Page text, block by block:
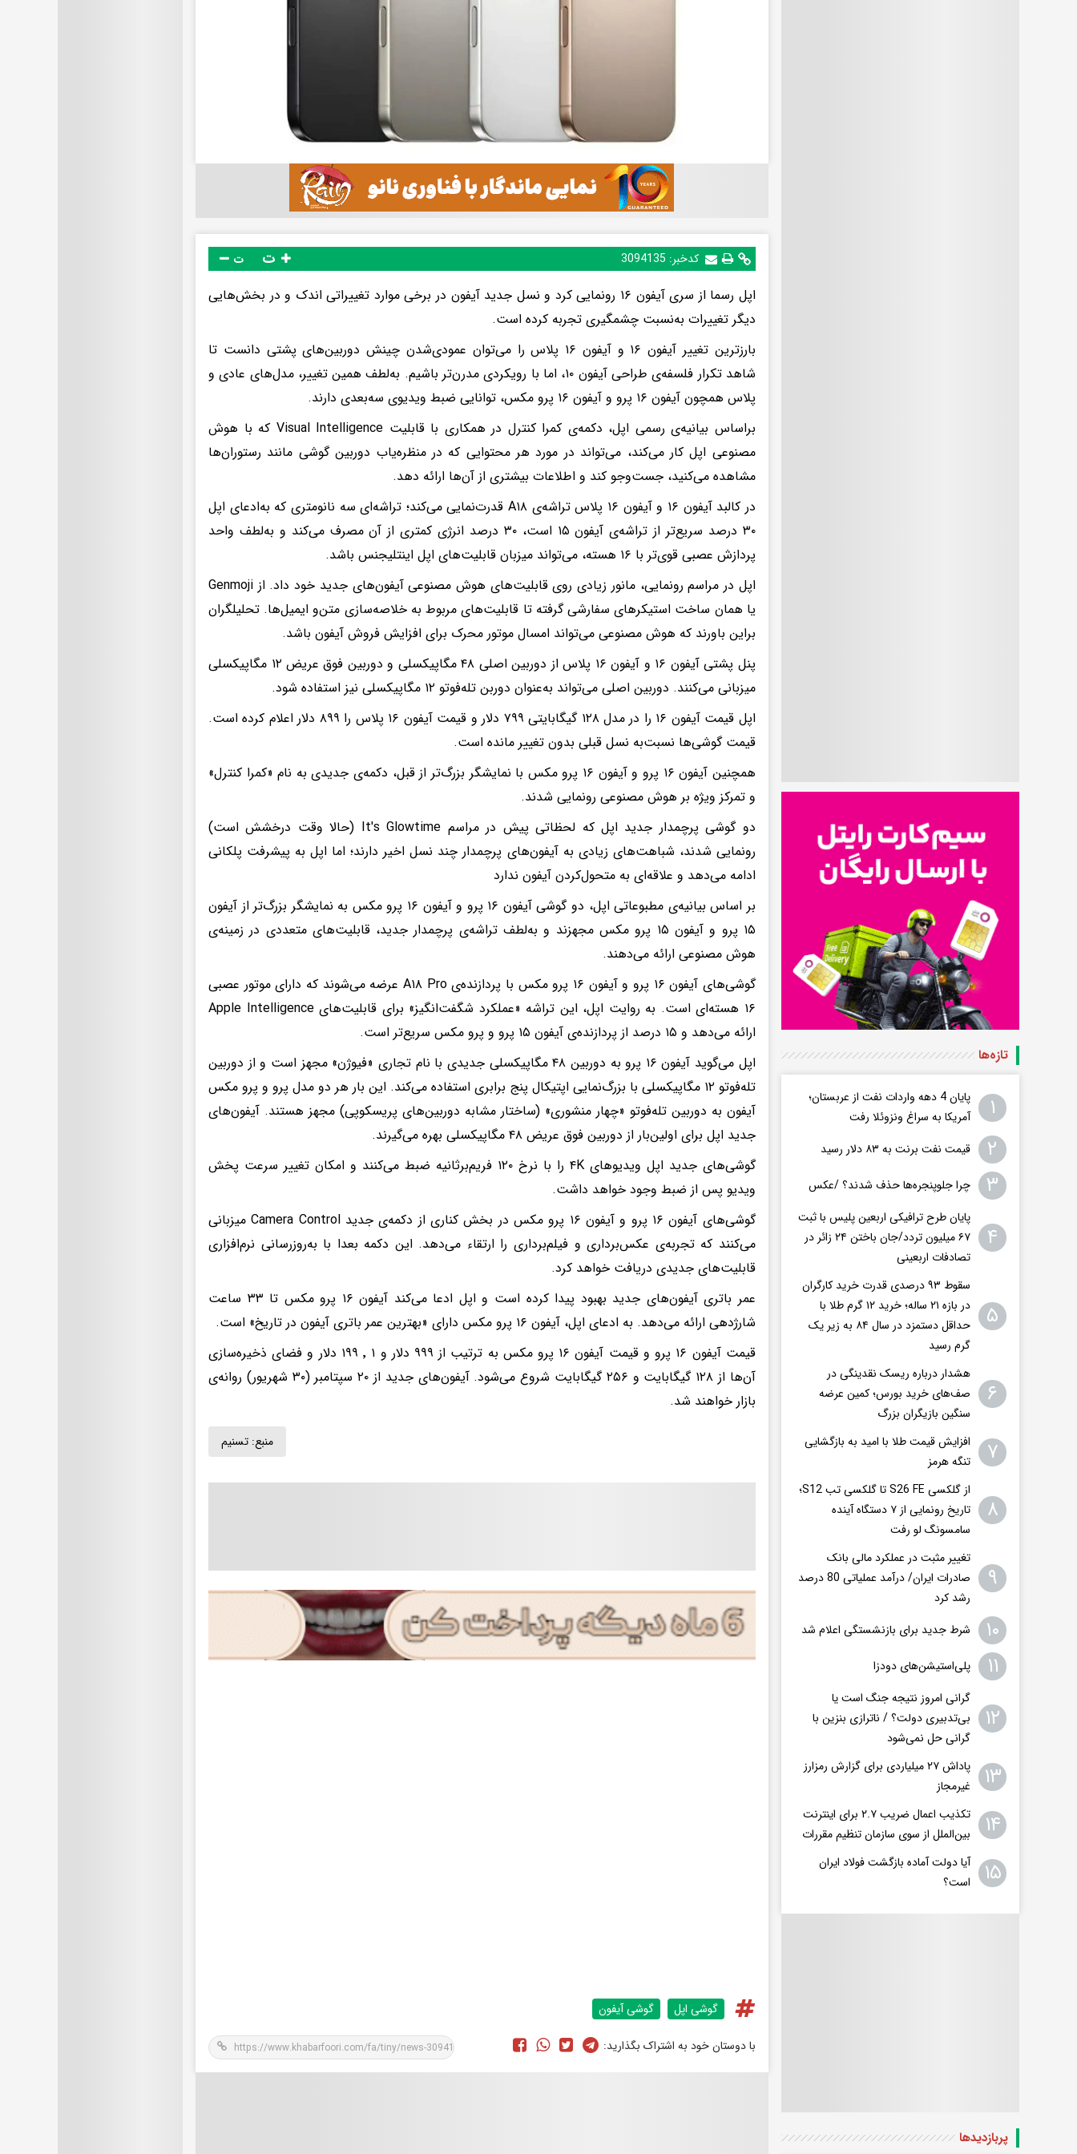
کدخبر: 3094135 ت
اپل رسما از سری آیفون ۱۶ رونمایی کرد و نسل جدید آیفون در برخی موارد تغییراتی اندک و در بخش‌هایی
دیگر تغییرات به‌نسبت چشمگیری تجربه کرده است.
بارزترین تغییر آیفون ۱۶ و آیفون ۱۶ پلاس را می‌توان عمودی‌شدن چینش دوربین‌های پشتی دانست تا
شاهد تکرار فلسفه‌ی طراحی آیفون ۱۰، اما با رویکردی مدرن‌تر باشیم. به‌لطف همین تغییر، مدل‌های عادی و
پلاس همچون آیفون ۱۶ پرو و آیفون ۱۶ پرو مکس، توانایی ضبط ویدیوی سه‌بعدی دارند.
براساس بیانیه‌ی رسمی اپل، دکمه‌ی کمرا کنترل در همکاری با قابلیت Visual Intelligence که با هوش
مصنوعی اپل کار می‌کند، می‌تواند در مورد هر محتوایی که در منظره‌یاب دوربین گوشی مانند رستوران‌ها
مشاهده می‌کنید، جست‌وجو کند و اطلاعات بیشتری از آن‌ها ارائه دهد.
در کالبد آیفون ۱۶ و آیفون ۱۶ پلاس تراشه‌ی A۱۸ قدرت‌نمایی می‌کند؛ تراشه‌ای سه نانومتری که به‌ادعای اپل
۳۰ درصد سریع‌تر از تراشه‌ی آیفون ۱۵ است، ۳۰ درصد انرژی کمتری از آن مصرف می‌کند و به‌لطف واحد
پردازش عصبی قوی‌تر با ۱۶ هسته، می‌تواند میزبان قابلیت‌های اپل اینتلیجنس باشد.
اپل در مراسم رونمایی، مانور زیادی روی قابلیت‌های هوش مصنوعی آیفون‌های جدید خود داد. از Genmoji
یا همان ساخت استیکر‌های سفارشی گرفته تا قابلیت‌های مربوط به خلاصه‌سازی متن‌و ایمیل‌ها. تحلیلگران
براین باورند که هوش مصنوعی می‌تواند امسال موتور محرک برای افزایش فروش آیفون باشد.
پنل پشتی آیفون ۱۶ و آیفون ۱۶ پلاس از دوربین اصلی ۴۸ مگاپیکسلی و دوربین فوق عریض ۱۲ مگاپیکسلی
میزبانی می‌کنند. دوربین اصلی می‌تواند به‌عنوان دوربن تله‌فوتو ۱۲ مگاپیکسلی نیز استفاده شود.
اپل قیمت آیفون ۱۶ را در مدل ۱۲۸ گیگابایتی ۷۹۹ دلار و قیمت آیفون ۱۶ پلاس را ۸۹۹ دلار اعلام کرده است.
قیمت گوشی‌ها نسبت‌به نسل قبلی بدون تغییر مانده است.
همچنین آیفون ۱۶ پرو و آیفون ۱۶ پرو مکس با نمایشگر بزرگ‌تر از قبل، دکمه‌ی جدیدی به نام «کمرا کنترل»
و تمرکز ویژه بر هوش مصنوعی رونمایی شدند.
دو گوشی پرچمدار جدید اپل که لحظاتی پیش در مراسم It's Glowtime (حالا وقت درخشش است)
رونمایی شدند، شباهت‌های زیادی به آیفون‌های پرچمدار چند نسل اخیر دارند؛ اما اپل به پیشرفت پلکانی
ادامه می‌دهد و علاقه‌ای به متحول‌کردن آیفون ندارد
بر اساس بیانیه‌ی مطبوعاتی اپل، دو گوشی آیفون ۱۶ پرو و آیفون ۱۶ پرو مکس به نمایشگر بزرگ‌تر از آیفون
۱۵ پرو و آیفون ۱۵ پرو مکس مجهزند و به‌لطف تراشه‌ی پرچمدار جدید، قابلیت‌های متعددی در زمینه‌ی
هوش مصنوعی ارائه می‌دهند.
گوشی‌های آیفون ۱۶ پرو و آیفون ۱۶ پرو مکس با پردازنده‌ی A۱۸ Pro عرضه می‌شوند که دارای موتور عصبی
۱۶ هسته‌ای است. به روایت اپل، این تراشه «عملکرد شگفت‌انگیز» برای قابلیت‌های Apple Intelligence
ارائه می‌دهد و ۱۵ درصد از پردازنده‌ی آیفون ۱۵ پرو و پرو مکس سریع‌تر است.
اپل می‌گوید آیفون ۱۶ پرو به دوربین ۴۸ مگاپیکسلی جدیدی با نام تجاری «فیوژن» مجهز است و از دوربین
تله‌فوتو ۱۲ مگاپیکسلی با بزرگ‌نمایی اپتیکال پنج برابری استفاده می‌کند. این بار هر دو مدل پرو و پرو مکس
آیفون به دوربین تله‌فوتو «چهار منشوری» (ساختار مشابه دوربین‌های پریسکوپی) مجهز هستند. آیفون‌های
جدید اپل برای اولین‌بار از دوربین فوق عریض ۴۸ مگاپیکسلی بهره می‌گیرند.
گوشی‌های جدید اپل ویدیو‌های ۴K را با نرخ ۱۲۰ فریم‌برثانیه ضبط می‌کنند و امکان تغییر سرعت پخش
ویدیو پس از ضبط وجود خواهد داشت.
گوشی‌های آیفون ۱۶ پرو و آیفون ۱۶ پرو مکس در بخش کناری از دکمه‌ی جدید Camera Control میزبانی
می‌کنند که تجربه‌ی عکس‌برداری و فیلم‌برداری را ارتقاء می‌دهد. این دکمه بعدا با به‌روزرسانی نرم‌افزاری
قابلیت‌های جدیدی دریافت خواهد کرد.
عمر باتری آیفون‌های جدید بهبود پیدا کرده است و اپل ادعا می‌کند آیفون ۱۶ پرو مکس تا ۳۳ ساعت
شارژدهی ارائه می‌دهد. به ادعای اپل، آیفون ۱۶ پرو مکس دارای «بهترین عمر باتری آیفون در تاریخ» است.
قیمت آیفون ۱۶ پرو و قیمت آیفون ۱۶ پرو مکس به ترتیب از ۹۹۹ دلار و ۱ ٬ ۱۹۹ دلار و فضای ذخیره‌سازی
آن‌ها از ۱۲۸ گیگابایت و ۲۵۶ گیگابایت شروع می‌شود. آیفون‌های جدید از ۲۰ سپتامبر (۳۰ شهریور) روانه‌ی
بازار خواهند شد.
منبع: تسنیم
گوشی اپل گوشی آیفون
با دوستان خود به اشتراک بگذارید:
تازه‌ها
۱
پایان 4 دهه واردات نفت از عربستان؛
آمریکا به سراغ ونزوئلا رفت
۲ قیمت نفت برنت به ۸۳ دلار رسید
۳ چرا جلوپنجره‌ها حذف شدند؟ /عکس
۴
پایان طرح ترافیکی اربعین پلیس با ثبت
۶۷ میلیون تردد/جان باختن ۲۴ زائر در
تصادفات اربعینی
۵
سقوط ۹۳ درصدی قدرت خرید کارگران
در بازه ۲۱ ساله؛ خرید ۱۲ گرم طلا با
حداقل دستمزد در سال ۸۴ به زیر یک
گرم رسید
۶
هشدار درباره ریسک نقدینگی در
صف‌های خرید بورس؛ کمین عرضه
سنگین بازیگران بزرگ
۷
افزایش قیمت طلا با امید به بازگشایی
تنگه هرمز
۸
از گلکسی S26 FE تا گلکسی تب S12؛
تاریخ رونمایی از ۷ دستگاه آینده
سامسونگ لو رفت
۹
تغییر مثبت در عملکرد مالی بانک
صادرات ایران/ درآمد عملیاتی 80 درصد
رشد کرد
۱۰ شرط جدید برای بازنشستگی اعلام شد
۱۱ پلی‌استیشن‌های دودزا
۱۲
گرانی امروز نتیجه جنگ است یا
بی‌تدبیری دولت؟ / ناترازی بنزین با
گرانی حل نمی‌شود
۱۳
پاداش ۲۷ میلیاردی برای گزارش رمزارز
غیرمجاز
۱۴
تکذیب اعمال ضریب ۲.۷ برای اینترنت
بین‌الملل از سوی سازمان تنظیم مقررات
۱۵
آیا دولت آماده بازگشت فولاد ایران
است؟
پربازدید‌ها